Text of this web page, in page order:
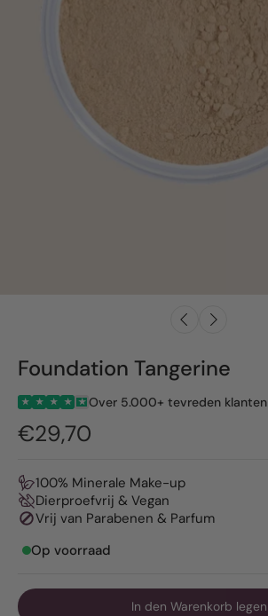
Foundation Tangerine
★ ★ ★ ★ ★ Over 5.000+ tevreden klanten
€29,70
100% Minerale Make-up
Dierproefvrij & Vegan
Vrij van Parabenen & Parfum
Op voorraad
In den Warenkorb legen